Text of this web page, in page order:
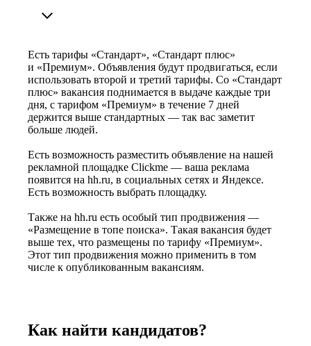
Есть тарифы «Стандарт», «Стандарт плюс»
и «Премиум». Объявления будут продвигаться, если
использовать второй и третий тарифы. Со «Стандарт
плюс» вакансия поднимается в выдаче каждые три
дня, с тарифом «Премиум» в течение 7 дней
держится выше стандартных — так вас заметит
больше людей.
Есть возможность разместить объявление на нашей
рекламной площадке Clickme — ваша реклама
появится на hh.ru, в социальных сетях и Яндексе.
Есть возможность выбрать площадку.
Также на hh.ru есть особый тип продвижения —
«Размещение в топе поиска». Такая вакансия будет
выше тех, что размещены по тарифу «Премиум».
Этот тип продвижения можно применить в том
числе к опубликованным вакансиям.
Как найти кандидатов?